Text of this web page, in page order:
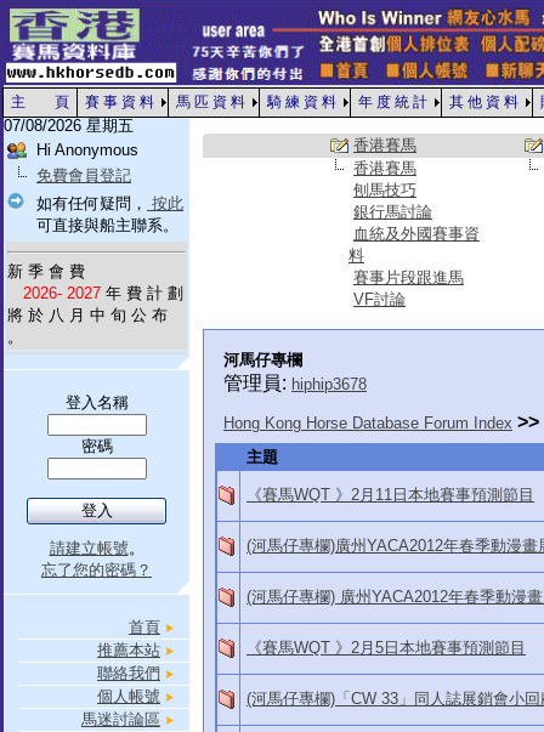
主 頁 賽 事 資 料 馬 匹 資 料 騎 練 資 料 年 度 統 計 其 他 資 料
07/08/2026 星期五
Hi Anonymous
免費會員登記
如有任何疑問， 按此
可直接與船主聯系。
新 季 會 費
2026- 2027 年 費 計 劃
將 於 八 月 中 旬 公 布
。
登入名稱
密碼
請建立帳號。
忘了您的密碼？
首頁
推薦本站
聯絡我們
個人帳號
馬迷討論區
香港賽馬
香港賽馬
刨馬技巧
銀行馬討論
血統及外國賽事資
料
賽事片段跟進馬
VF討論
河馬仔專欄
管理員: hiphip3678
Hong Kong Horse Database Forum Index >>
主題
《賽馬WQT 》2月11日本地賽事預測節目
(河馬仔專欄)廣州YACA2012年春季動漫畫
(河馬仔專欄) 廣州YACA2012年春季動漫
《賽馬WQT 》2月5日本地賽事預測節目
(河馬仔專欄)「CW 33」同人誌展銷會小回